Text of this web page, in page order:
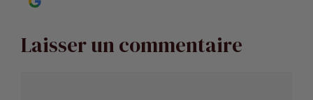
Laisser un commentaire